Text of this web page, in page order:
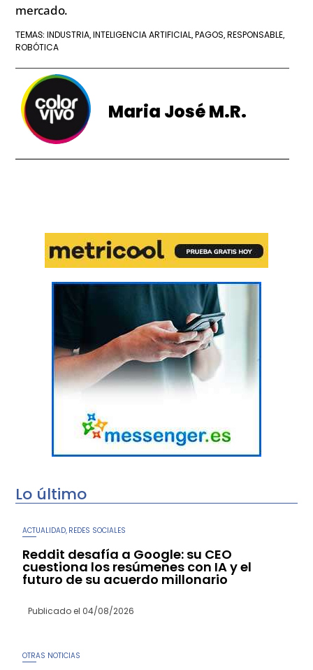
mercado.
TEMAS: INDUSTRIA, INTELIGENCIA ARTIFICIAL, PAGOS, RESPONSABLE,
ROBÓTICA
Maria José M.R.
Lo último
ACTUALIDAD REDES SOCIALES
Reddit desafía a Google: su CEO
cuestiona los resúmenes con IA y el
futuro de su acuerdo millonario
Publicado el 04/08/2026
OTRAS NOTICIAS